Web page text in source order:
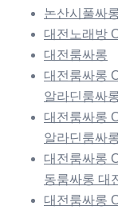
논산시풀싸
대전노래방
대전룸싸롱
대전룸싸롱
알라딘룸싸
대전룸싸롱
알라딘룸싸
대전룸싸롱
동룸싸롱 대
대전룸싸롱